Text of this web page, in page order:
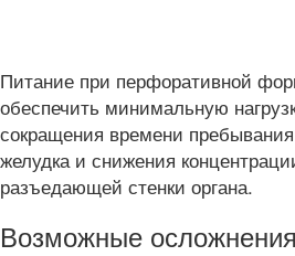
Питание при перфоративной
обеспечить минимальную
сокращения времени
желудка и снижения
разъедающей стенки органа.
Возможные